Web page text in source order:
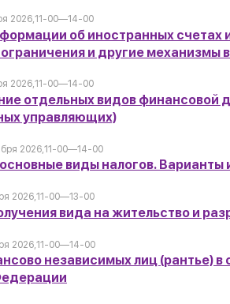
2026, 11-00—14-00
об иностранных
и другие механизмы
2026,11-00—14-00
отдельных видов финансовой
управляющих)
2026, 11-00—14-00
виды налогов. Варианты
2026,11-00—13-00
вида на жительство и
2026, 11-00—14-00
независимых лиц (рантье)